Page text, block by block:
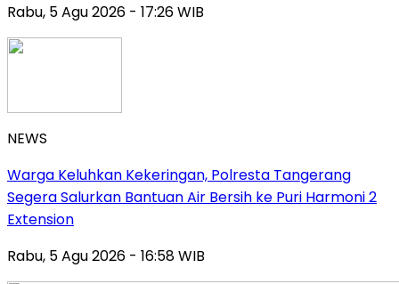
Rabu, 5 Agu 2026 - 17:26 WIB
NEWS
Warga Keluhkan Kekeringan, Polresta Tangerang
Segera Salurkan Bantuan Air Bersih ke Puri Harmoni 2
Extension
Rabu, 5 Agu 2026 - 16:58 WIB